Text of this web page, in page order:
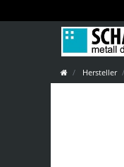
Hersteller